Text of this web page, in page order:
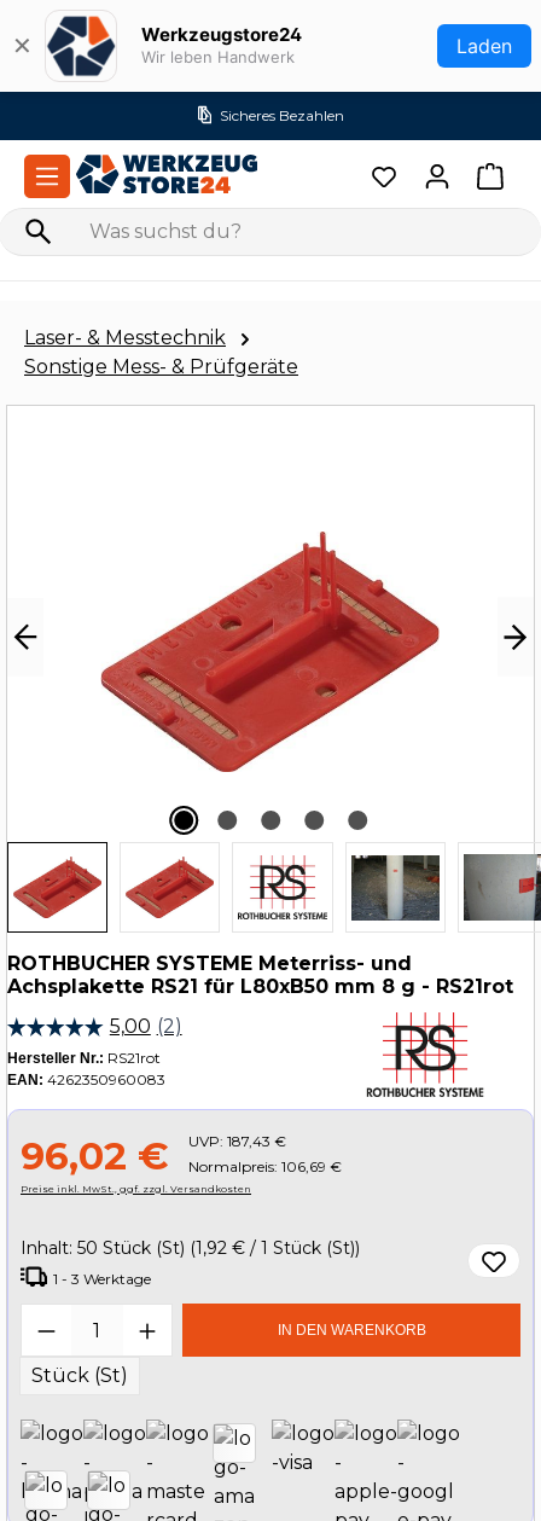
Zum Hauptinhalt springen
✕ Werkzeugstore24
Wir leben Handwerk Laden
Versandkostenfrei ab 99€ (DE)
Laser- & Messtechnik
Sonstige Mess- & Prüfgeräte
ROTHBUCHER SYSTEME Meterriss- und
Achsplakette RS21 für L80xB50 mm 8 g - RS21rot
Hersteller Nr.: RS21rot
EAN: 4262350960083
96,02 € UVP: 187,43 €
Normalpreis: 106,69 €
Preise inkl. MwSt., ggf. zzgl. Versandkosten
Inhalt: 50 Stück (St) (1,92 € / 1 Stück (St))
1 - 3 Werktage
Produkt Anzahl: Gib den
Stück (St)
IN DEN WARENKORB